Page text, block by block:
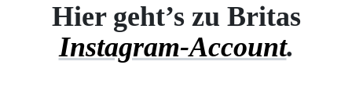
Hier geht’s zu Britas
Instagram-Account.